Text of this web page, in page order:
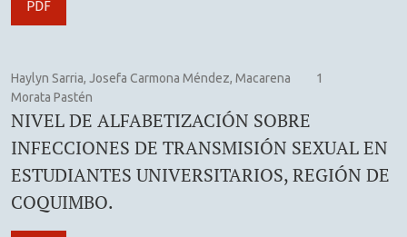
PDF
Haylyn Sarria, Josefa Carmona Méndez, Macarena
Morata Pastén
1
NIVEL DE ALFABETIZACIÓN SOBRE
INFECCIONES DE TRANSMISIÓN SEXUAL EN
ESTUDIANTES UNIVERSITARIOS, REGIÓN DE
COQUIMBO.